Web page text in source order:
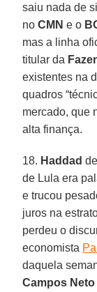
saiu nada de
noCMN e o
mas a linha
titular da
existentes na
quadros
mercado, que
alta finança.
18. Haddad
de Lula era
e trucou
juros na
perdeu o
economista
daquela
Campos Neto